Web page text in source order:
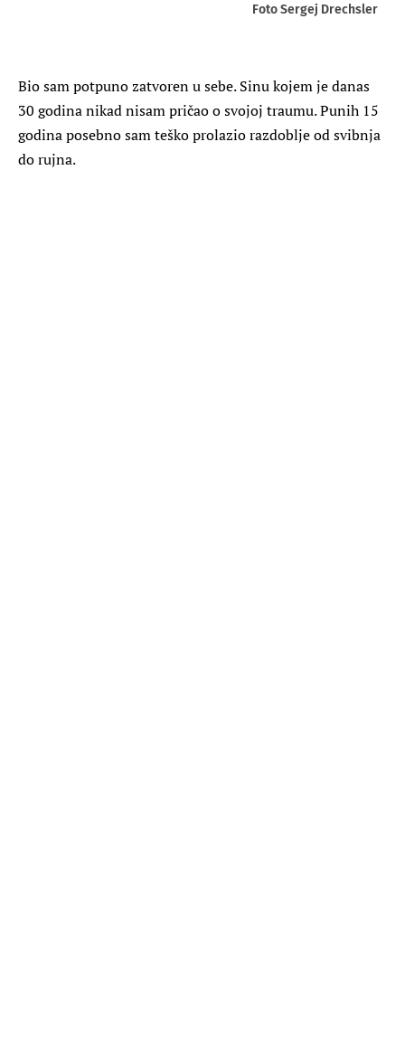
Foto Sergej Drechsler
Bio sam potpuno zatvoren u sebe. Sinu kojem je danas
30 godina nikad nisam pričao o svojoj traumu. Punih 15
godina posebno sam teško prolazio razdoblje od svibnja
do rujna.